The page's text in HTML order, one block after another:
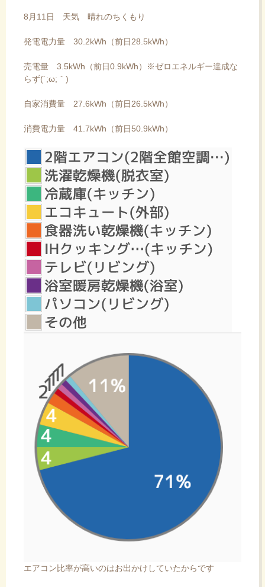
8月11日 天気 晴れのちくもり
発電電力量 30.2kWh（前日28.5kWh）
売電量 3.5kWh（前日0.9kWh）※ゼロエネルギー達成な
らず(´;ω;｀)
自家消費量 27.6kWh（前日26.5kWh）
消費電力量 41.7kWh（前日50.9kWh）
エアコン比率が高いのはお出かけしていたからです